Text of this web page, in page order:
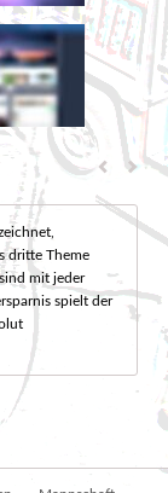
dritte Theme
mit jeder
spielt der